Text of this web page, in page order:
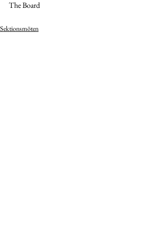
The Board
Sektionsmöten